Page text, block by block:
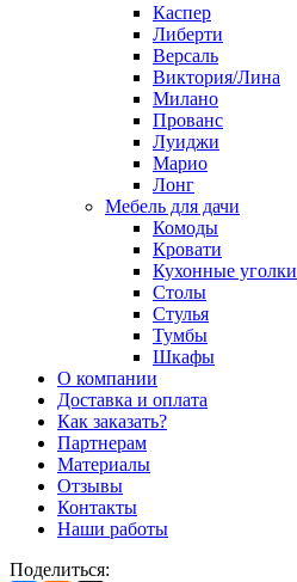
Каспер
Либерти
Версаль
Виктория/Лина
Милано
Прованс
Луиджи
Марио
Лонг
Мебель для дачи
Комоды
Кровати
Кухонные уголки
Столы
Стулья
Тумбы
Шкафы
О компании
Доставка и оплата
Как заказать?
Партнерам
Материалы
Отзывы
Контакты
Наши работы
Поделиться: